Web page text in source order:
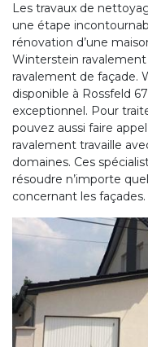
Les travaux de
une étape
rénovation d’une
Winterstein
ravalement de façade.
disponible à Rossfeld
exceptionnel. Pour
pouvez aussi faire
ravalement travaille
domaines. Ces
résoudre n’importe
concernant les façades.